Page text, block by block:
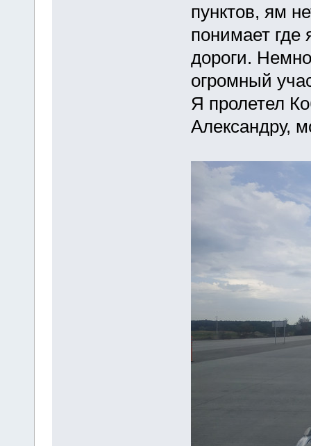
пунктов, ям
понимает где
дороги.
огромный
Я пролетел
Александру,